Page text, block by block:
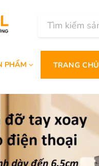
kiếm:
PHẨM TRANG CHỦ